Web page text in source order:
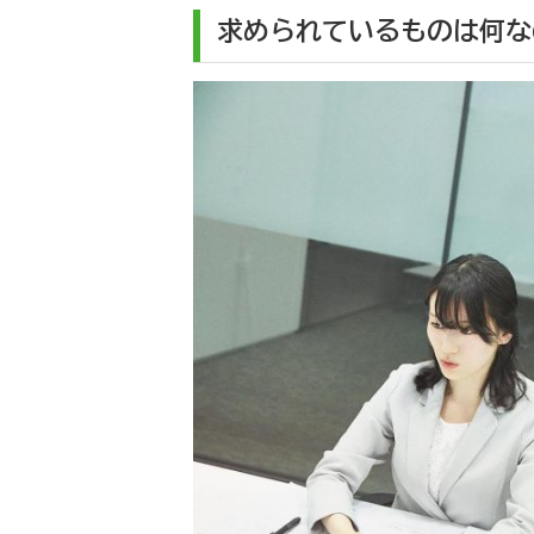
求められているものは何